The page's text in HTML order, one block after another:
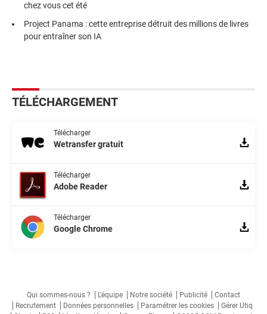
chez vous cet été
Project Panama : cette entreprise détruit des millions de livres
pour entraîner son IA
TÉLÉCHARGEMENT
Télécharger
Wetransfer gratuit
Télécharger
Adobe Reader
Télécharger
Google Chrome
Qui sommes-nous ? L'équipe Notre société Publicité
Contact
Recrutement
Données personnelles Paramétrer les cookies
Gérer Utiq